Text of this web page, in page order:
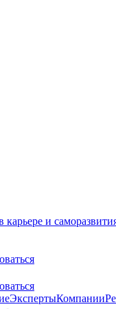
и
ЭкспертыКомпании